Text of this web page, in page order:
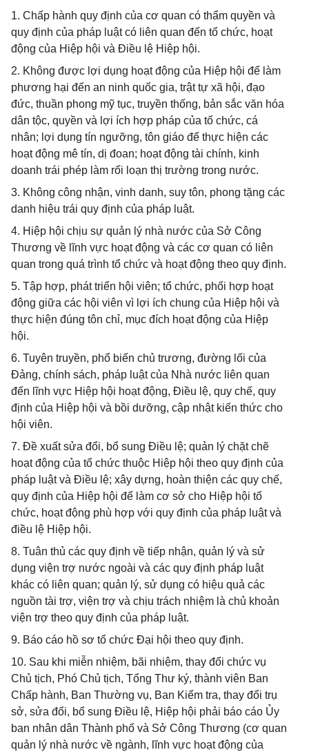
1. Chấp hành quy định của cơ quan có thẩm quyền và
quy định của pháp luật có liên quan đến tổ chức, hoạt
động của Hiệp hội và Điều lệ Hiệp hội.
2. Không được lợi dụng hoạt động của Hiệp hội để làm
phương hại đến an ninh quốc gia, trật tự xã hội, đạo
đức, thuần phong mỹ tục, truyền thống, bản sắc văn hóa
dân tộc, quyền và lợi ích hợp pháp của tổ chức, cá
nhân; lợi dụng tín ngưỡng, tôn giáo để thực hiện các
hoạt động mê tín, dị đoan; hoạt động tài chính, kinh
doanh trái phép làm rối loạn thị trường trong nước.
3. Không công nhận, vinh danh, suy tôn, phong tặng các
danh hiệu trái quy định của pháp luật.
4. Hiệp hội chịu sự quản lý nhà nước của Sở Công
Thương về lĩnh vực hoạt động và các cơ quan có liên
quan trong quá trình tổ chức và hoạt động theo quy định.
5. Tập hợp, phát triển hội viên; tổ chức, phối hợp hoạt
động giữa các hội viên vì lợi ích chung của Hiệp hội và
thực hiện đúng tôn chỉ, mục đích hoạt động của Hiệp
hội.
6. Tuyên truyền, phổ biến chủ trương, đường lối của
Đảng, chính sách, pháp luật của Nhà nước liên quan
đến lĩnh vực Hiệp hội hoạt động, Điều lệ, quy chế, quy
định của Hiệp hội và bồi dưỡng, cập nhật kiến thức cho
hội viên.
7. Đề xuất sửa đổi, bổ sung Điều lệ; quản lý chặt chẽ
hoạt động của tổ chức thuộc Hiệp hội theo quy định của
pháp luật và Điều lệ; xây dựng, hoàn thiện các quy chế,
quy định của Hiệp hội để làm cơ sở cho Hiệp hội tổ
chức, hoạt động phù hợp với quy định của pháp luật và
điều lệ Hiệp hội.
8. Tuân thủ các quy định về tiếp nhận, quản lý và sử
dụng viện trợ nước ngoài và các quy định pháp luật
khác có liên quan; quản lý, sử dụng có hiệu quả các
nguồn tài trợ, viện trợ và chịu trách nhiệm là chủ khoản
viện trợ theo quy định của pháp luật.
9. Báo cáo hồ sơ tổ chức Đại hội theo quy định.
10. Sau khi miễn nhiệm, bãi nhiệm, thay đổi chức vụ
Chủ tịch, Phó Chủ tịch, Tổng Thư ký, thành viên Ban
Chấp hành, Ban Thường vụ, Ban Kiểm tra, thay đổi trụ
sở, sửa đổi, bổ sung Điều lệ, Hiệp hội phải báo cáo Ủy
ban nhân dân Thành phố và Sở Công Thương (cơ quan
quản lý nhà nước về ngành, lĩnh vực hoạt động của